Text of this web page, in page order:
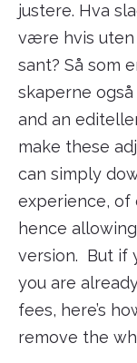
justere. Hva
være hvis
sant? Så som
skaperne
and an
make these
can simply
experience, of
hence
version. But if
you are
fees, here’s
remove the